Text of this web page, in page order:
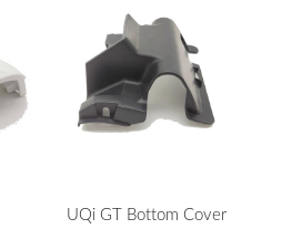
UQi GT Bottom Cover